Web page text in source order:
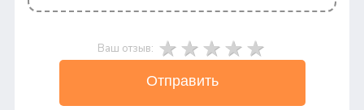
Ваш отзыв:
Отправить